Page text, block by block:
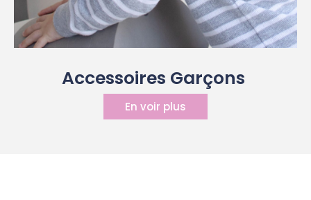
Accessoires Garçons ​
En voir plus